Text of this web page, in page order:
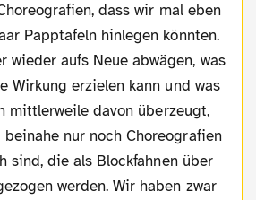
dass wir mal eben
Papptafeln hinlegen könnten.
wieder aufs Neue abwägen, was
Wirkung erzielen kann und was
mittlerweile davon überzeugt,
nur noch Choreografien
sind, die als Blockfahnen über
werden. Wir haben zwar